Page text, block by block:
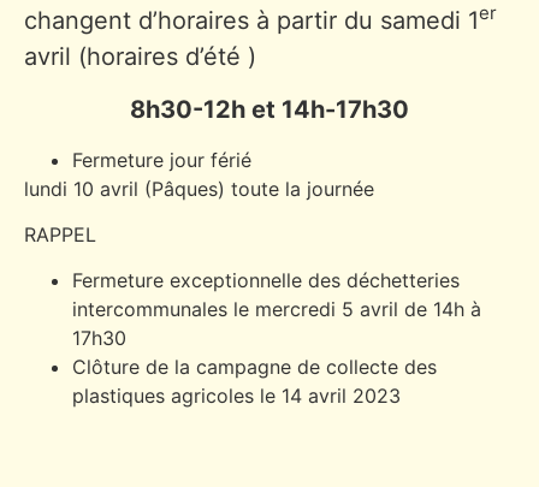
changent d’horaires à partir du samedi 1er
avril (horaires d’été )
8h30-12h et 14h-17h30
Fermeture jour férié
lundi 10 avril (Pâques) toute la journée
RAPPEL
Fermeture exceptionnelle des déchetteries
intercommunales le mercredi 5 avril de 14h à
17h30
Clôture de la campagne de collecte des
plastiques agricoles le 14 avril 2023